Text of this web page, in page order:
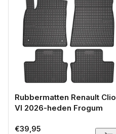
Rubbermatten Renault Clio
VI 2026-heden Frogum
Normale
€39,95